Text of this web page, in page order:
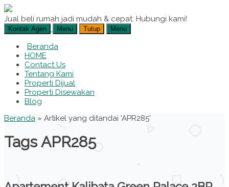
Jual beli rumah jadi mudah & cepat. Hubungi kami!
Kontak Agen Menu Tutup Menu
Beranda
HOME
Contact Us
Tentang Kami
Properti Dijual
Properti Disewakan
Blog
Beranda » Artikel yang ditandai 'APR285'
Tags APR285